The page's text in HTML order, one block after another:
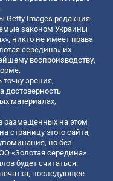
Getty Images редакция
законом Украины
никто не имеет права
середина» их
воспроизводству,
зрения,
достоверность
материалах,
размещенных на этом
страницу этого сайта,
но без
«Золотая середина»
будет считаться:
последующее